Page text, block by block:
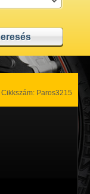
Cikkszám: Paros3215